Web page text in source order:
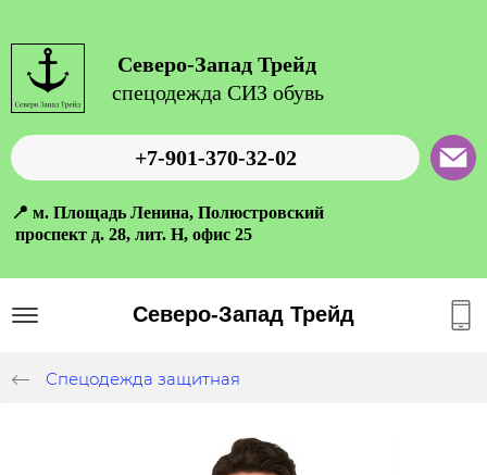
Северо-Запад Трейд
спецодежда СИЗ обувь
+7-901-370-32-02
📍 м. Площадь Ленина, Полюстровский
проспект д. 28, лит. Н, офис 25
Северо-Запад Трейд
Спецодежда защитная